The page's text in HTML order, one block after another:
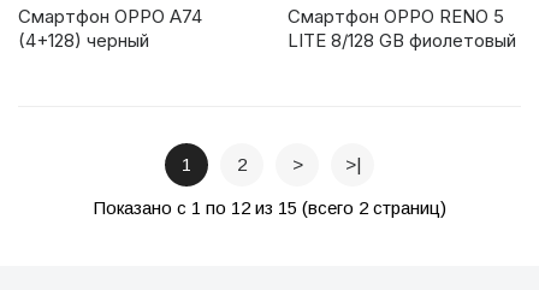
Смартфон OPPO A74
(4+128) черный
Смартфон OPPO RENO 5
LITE 8/128 GB фиолетовый
1 2 > >|
Показано с 1 по 12 из 15 (всего 2 страниц)